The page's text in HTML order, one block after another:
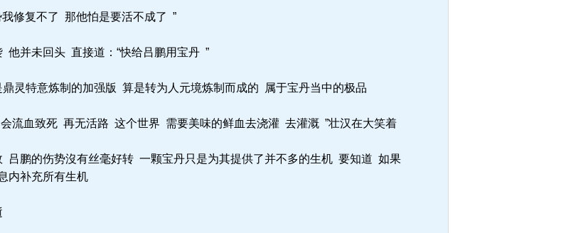
修复不了 那他怕是要活不成了 ”
并未回头 直接道：“快给吕鹏用宝丹 ”
灵特意炼制的加强版 算是转为人元境炼制而成的 属于宝丹当中的极品
流血致死 再无活路 这个世界 需要美味的鲜血去浇灌 去灌溉 ”壮汉在大笑着
鹏的伤势沒有丝毫好转 一颗宝丹只是为其提供了并不多的生机 要知道 如果
内补充所有生机